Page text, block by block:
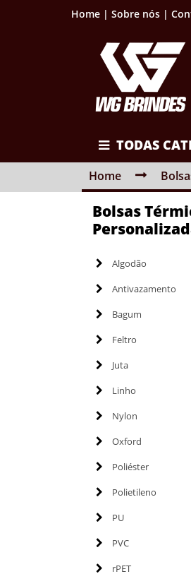
Home | Sobre nós |
TODAS
Home
Bolsas
Algodão
Antivazamento
Bagum
Feltro
Juta
Linho
Nylon
Oxford
Poliéster
Polietileno
PU
PVC
rPET